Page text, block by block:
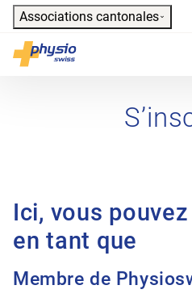
Header
Associations cantonales
Physioswiss
Navigation
Ici, vous
en tant que
Membre de